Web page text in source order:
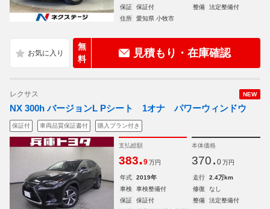
保証
保証付 整備
法定整備付
住所
愛知県 小牧市
無
料
見積もり・在庫確認
NEW
レクサス
NX 300h バージョンL Pシート 1オナ パワーウィンドウ
保証付 車両品質保証書付 購入プラン付き
支払総額
383.9 万円
本体価格
370. 0 万円
年式 2019年 走行
2.4万km
車検
車検整備付 修復
なし
保証
保証付 整備
法定整備付